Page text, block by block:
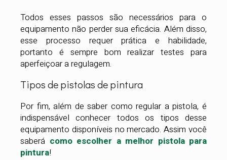
Todos esses passos são necessários para o
equipamento não perder sua eficácia. Além disso,
esse processo requer prática e habilidade,
portanto é sempre bom realizar testes para
aperfeiçoar a regulagem.
Tipos de pistolas de pintura
Por fim, além de saber como regular a pistola, é
indispensável conhecer todos os tipos desse
equipamento disponíveis no mercado. Assim você
saberá como escolher a melhor pistola para
pintura!